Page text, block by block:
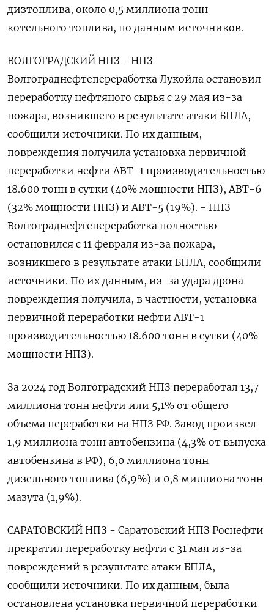
дизтоплива, около 0,5 миллиона тонн
котельного топлива, по данным источников.
ВОЛГОГРАДСКИЙ НПЗ - НПЗ
Волгограднефтепереработка Лукойла остановил
переработку нефтяного сырья с 29 мая из-за
пожара, возникшего в результате атаки БПЛА,
сообщили источники. По их данным,
повреждения получила установка первичной
переработки нефти АВТ-1 производительностью
18.600 тонн в сутки (40% мощности НПЗ), АВТ-6
(32% мощности НПЗ) и АВТ-5 (19%). - НПЗ
Волгограднефтепереработка полностью
остановился с 11 февраля из-за пожара,
возникшего в результате атаки БПЛА, сообщили
источники. По их данным, из-за удара дрона
повреждения получила, в частности, установка
первичной переработки нефти АВТ-1
производительностью 18.600 тонн в сутки (40%
мощности НПЗ).
За 2024 год Волгоградский НПЗ переработал 13,7
миллиона тонн нефти или 5,1% от общего
объема переработки на НПЗ РФ. Завод произвел
1,9 миллиона тонн автобензина (4,3% от выпуска
автобензина в РФ), 6,0 миллиона тонн
дизельного топлива (6,9%) и 0,8 миллиона тонн
мазута (1,9%).
САРАТОВСКИЙ НПЗ - Саратовский НПЗ Роснефти
прекратил переработку нефти с 31 мая из-за
повреждений в результате атаки БПЛА,
сообщили источники. По их данным, была
остановлена установка первичной переработки